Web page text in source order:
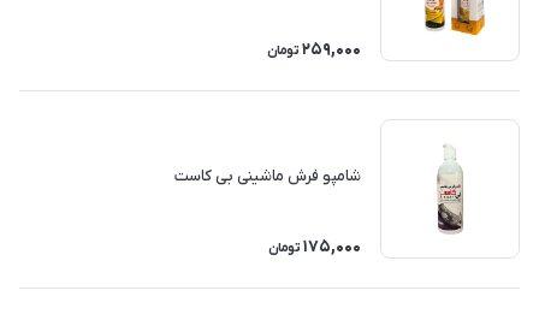
259,000 تومان
شامپو فرش ماشینی بی کاست
175,000 تومان